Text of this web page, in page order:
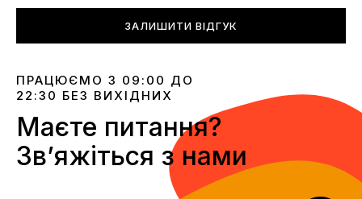
ЗАЛИШИТИ ВІДГУК
ПРАЦЮЄМО З 09:00 ДО
22:30 БЕЗ ВИХІДНИХ
Маєте питання?
Звʼяжіться з нами